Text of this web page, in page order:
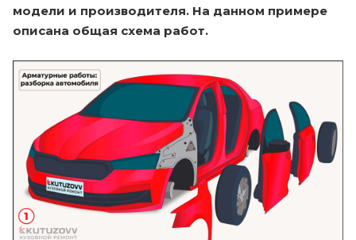
модели и производителя. На данном примере
описана общая схема работ.